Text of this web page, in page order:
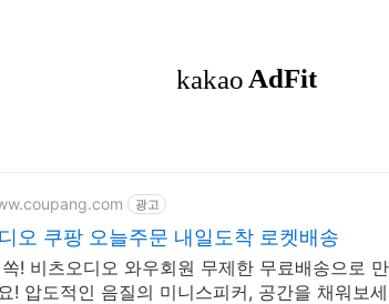
광고
오 쿠팡 오늘주문 내일도착 로켓배송
! 비츠오디오 와우회원 무제한 무료배송으로
! 압도적인 음질의 미니스피커, 공간을 채워보